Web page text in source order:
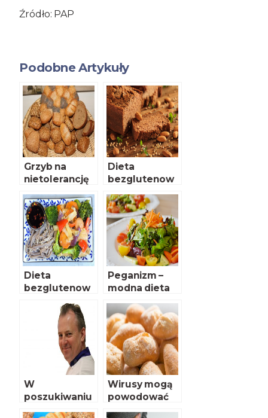
Źródło: PAP
Podobne Artykuły
Grzyb na
nietolerancję
glutenu
Dieta
bezglutenow
a – czy dla
każdego?
Dieta
bezglutenow
nadużywana
Peganizm –
modna dieta
na 2019?
W
poszukiwaniu
prawdziwego
Wirusy mogą
powodować
nietolerancje